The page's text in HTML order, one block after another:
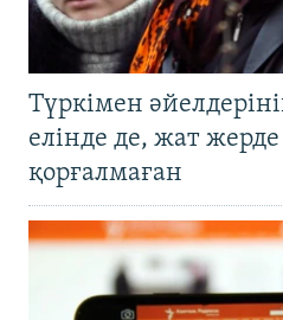
Түркімен
елінде де, жат
қорғалмаған